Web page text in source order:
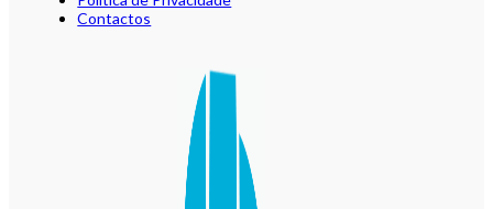
Contactos